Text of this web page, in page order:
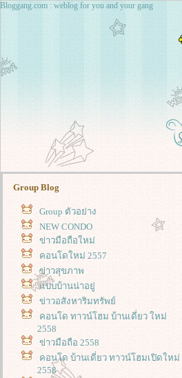
Bloggang.com : weblog for you and your gang
Group Blog
Group ตัวอย่าง
NEW CONDO
ข่าวมือถือใหม่
คอนโดใหม่ 2557
ข่าวสุขภาพ
บบบ้านน่าอยู่
ข่าวอสังหาริมทรัพย์
คอนโด ทาวน์โฮม บ้านเดี่ยว ใหม่
2558
ข่าวมือถือ 2558
คอนโด บ้านเดี่ยว ทาวน์โฮมเปิดใหม่
2558